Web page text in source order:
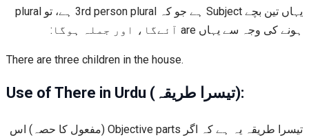
یہاں تین بچے Subject ہے جو کہ 3rd person plural ہے، تو plural
ہونے کی وجہ سے یہاں are آئےگا، اور جملہ ہوگا:
There are three children in the house.
Use of There in Urdu (تیسرا طریقہ):
تیسرا طریقہ یہ ہے کہ اگر Objective parts (مفعول کا حصہ) اس